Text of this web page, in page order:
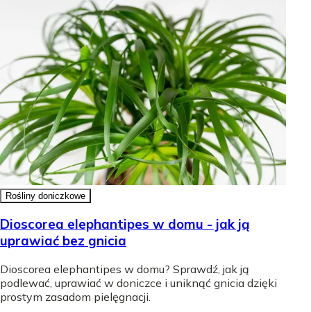
Rośliny doniczkowe
Dioscorea elephantipes w domu - jak ją
uprawiać bez gnicia
Dioscorea elephantipes w domu? Sprawdź, jak ją
podlewać, uprawiać w doniczce i uniknąć gnicia dzięki
prostym zasadom pielęgnacji.